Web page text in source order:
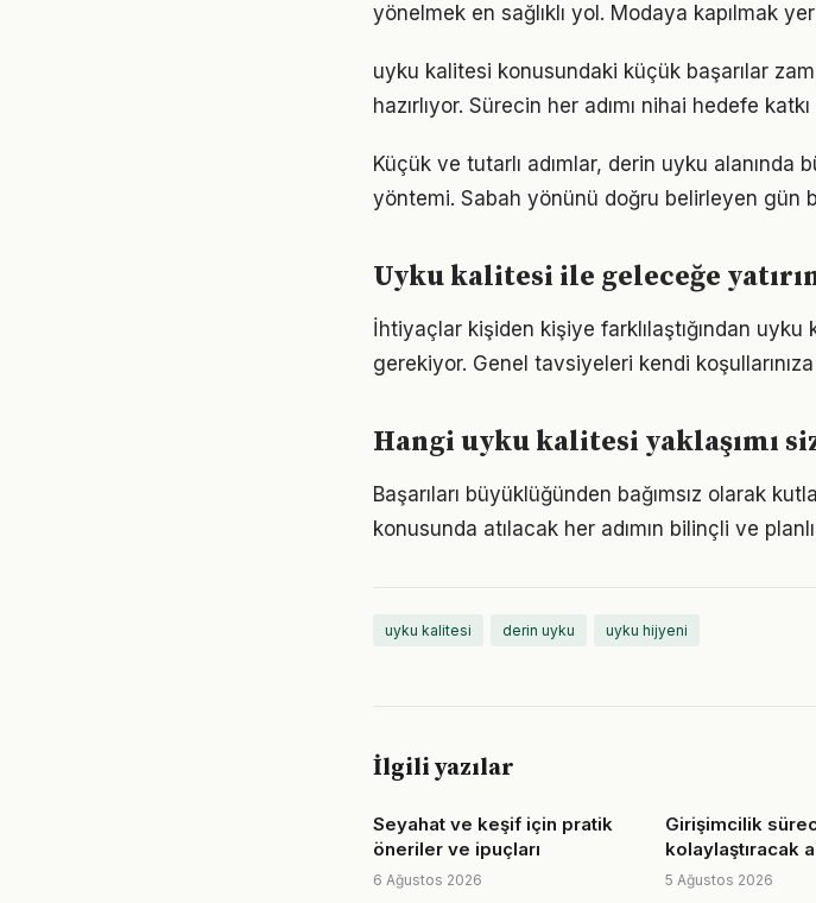
yönelmek en sağlıklı yol. Modaya kapılmak
uyku kalitesi konusundaki küçük başarılar
hazırlıyor. Sürecin her adımı nihai hedefe katkı
Küçük ve tutarlı adımlar, derin uyku alanında
yöntemi. Sabah yönünü doğru belirleyen gün
Uyku kalitesi ile geleceğe
İhtiyaçlar kişiden kişiye farklılaştığından
gerekiyor. Genel tavsiyeleri kendi
Hangi uyku kalitesi yaklaşımı
Başarıları büyüklüğünden bağımsız olarak
konusunda atılacak her adımın bilinçli ve
uyku kalitesi derin uyku uyku hijyeni
İlgili yazılar
Seyahat ve keşif için pratik
öneriler ve ipuçları
6 Ağustos 2026
Girişimcilik
kolaylaştıracak
5 Ağustos 2026